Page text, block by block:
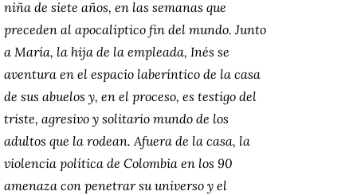
niña de siete años, en las semanas que
preceden al apocalíptico fin del mundo. Junto
a María, la hija de la empleada, Inés se
aventura en el espacio laberíntico de la casa
de sus abuelos y, en el proceso, es testigo del
triste, agresivo y solitario mundo de los
adultos que la rodean. Afuera de la casa, la
violencia política de Colombia en los 90
amenaza con penetrar su universo y el